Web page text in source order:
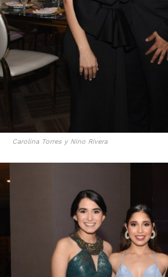
Carolina Torres y Nino Rivera